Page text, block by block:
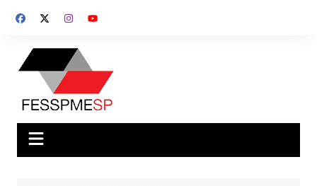
para
conteúdo